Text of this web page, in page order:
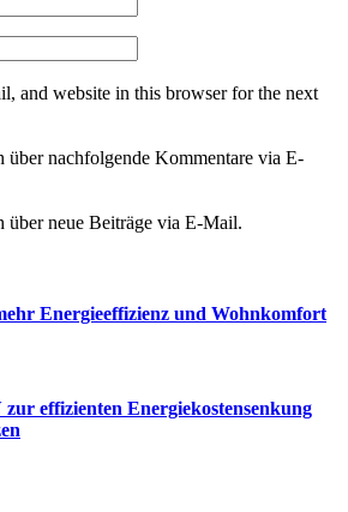
and website in this browser for the next
über nachfolgende Kommentare via E-
über neue Beiträge via E-Mail.
Energieeffizienz und Wohnkomfort
effizienten Energiekostensenkung